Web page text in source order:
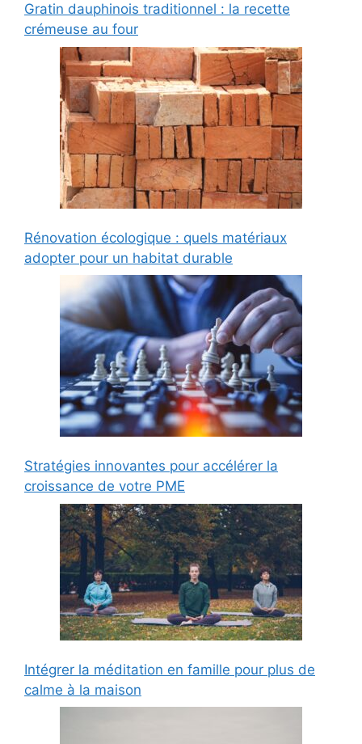
Gratin dauphinois traditionnel : la recette
crémeuse au four
Rénovation écologique : quels matériaux
adopter pour un habitat durable
Stratégies innovantes pour accélérer la
croissance de votre PME
Intégrer la méditation en famille pour plus de
calme à la maison